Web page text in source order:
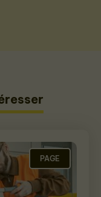
PAGE